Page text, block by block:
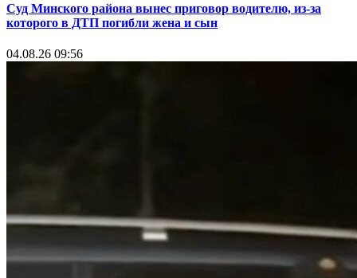
Суд Минского района вынес приговор водителю, из-за
которого в ДТП погибли жена и сын
04.08.26 09:56